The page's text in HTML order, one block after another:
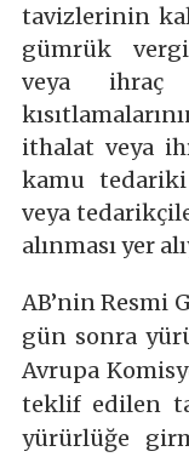
tavizlerinin
gümrük
veya ihraç
ithalat veya
kamu
veya
alınması yer
AB’nin Resmi
gün sonra
Avrupa
teklif edilen
yürürlüğe